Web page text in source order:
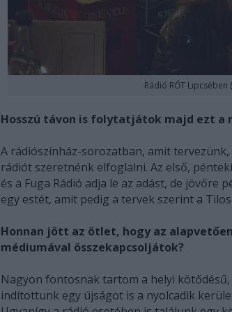
Rádió RŐT Lipcsében
Hosszú távon is folytatjátok majd ezt a
A rádiószínház-sorozatban, amit
rádiót szeretnénk elfoglalni. Az első,
és a Fuga Rádió adja le az adást, de jövőre
egy estét, amit pedig a tervek szerint a
Honnan jött az ötlet, hogy az
médiumával összekapcsoljátok?
Nagyon fontosnak tartom a helyi
indítottunk egy újságot is a nyolcadik